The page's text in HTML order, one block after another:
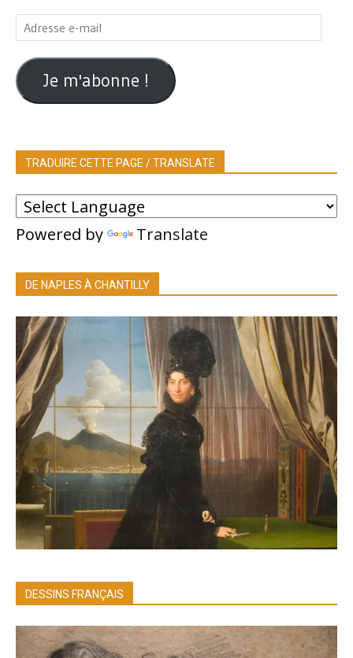
Adresse
e-
mail
Je m'abonne !
TRADUIRE CETTE PAGE / TRANSLATE
Powered by Translate
DE NAPLES À CHANTILLY
DESSINS FRANÇAIS